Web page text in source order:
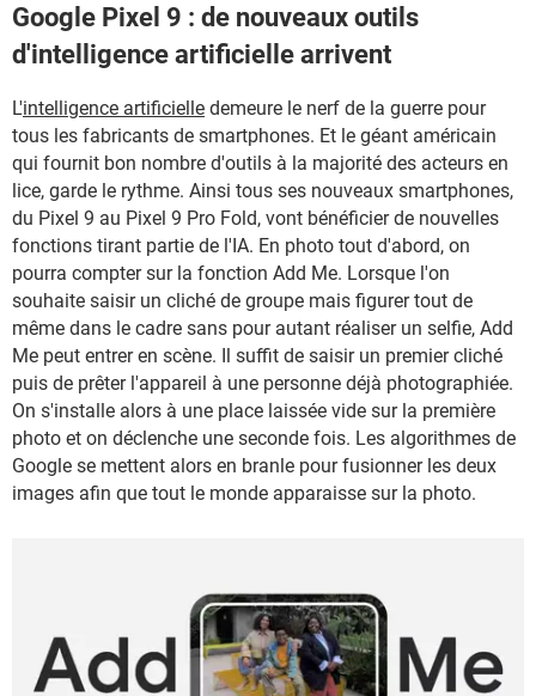
Google Pixel 9 : de nouveaux outils
d'intelligence artificielle arrivent
L'intelligence artificielle demeure le nerf de la guerre pour
tous les fabricants de smartphones. Et le géant américain
qui fournit bon nombre d'outils à la majorité des acteurs en
lice, garde le rythme. Ainsi tous ses nouveaux smartphones,
du Pixel 9 au Pixel 9 Pro Fold, vont bénéficier de nouvelles
fonctions tirant partie de l'IA. En photo tout d'abord, on
pourra compter sur la fonction Add Me. Lorsque l'on
souhaite saisir un cliché de groupe mais figurer tout de
même dans le cadre sans pour autant réaliser un selfie, Add
Me peut entrer en scène. Il suffit de saisir un premier cliché
puis de prêter l'appareil à une personne déjà photographiée.
On s'installe alors à une place laissée vide sur la première
photo et on déclenche une seconde fois. Les algorithmes de
Google se mettent alors en branle pour fusionner les deux
images afin que tout le monde apparaisse sur la photo.